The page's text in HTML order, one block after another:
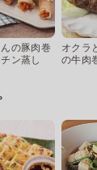
の豚肉巻
ン蒸し
オクラ
の牛肉